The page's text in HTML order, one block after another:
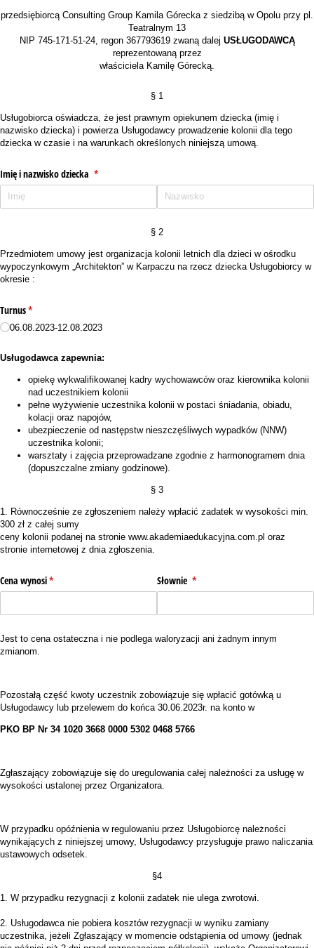
przedsiębiorcą Consulting Group Kamila Górecka z siedzibą w Opolu przy pl.
Teatralnym 13
NIP 745-171-51-24, regon 367793619 zwaną dalej USŁUGODAWCĄ
reprezentowaną przez
właściciela Kamilę Górecką.
§ 1
Usługobiorca oświadcza, że jest prawnym opiekunem dziecka (imię i
nazwisko dziecka) i powierza Usługodawcy prowadzenie kolonii dla tego
dziecka w czasie i na warunkach określonych niniejszą umową.
Imię i nazwisko dziecka *
(wymagane)
§ 2
Przedmiotem umowy jest organizacja kolonii letnich dla dzieci w ośrodku
wypoczynkowym „Architekton” w Karpaczu na rzecz dziecka Usługobiorcy w
okresie :
Turnus*
(wymagane)
06.08.2023-12.08.2023
Usługodawca zapewnia:
opiekę wykwalifikowanej kadry wychowawców oraz kierownika kolonii
nad uczestnikiem kolonii
pełne wyżywienie uczestnika kolonii w postaci śniadania, obiadu,
kolacji oraz napojów,
ubezpieczenie od następstw nieszczęśliwych wypadków (NNW)
uczestnika kolonii;
warsztaty i zajęcia przeprowadzane zgodnie z harmonogramem dnia
(dopuszczalne zmiany godzinowe).
§ 3
1. Równocześnie ze zgłoszeniem należy wpłacić zadatek w wysokości min.
300 zł z całej sumy
ceny kolonii podanej na stronie www.akademiaedukacyjna.com.pl oraz
stronie internetowej z dnia zgłoszenia.
Cena wynosi*
(wymagane) Słownie *
(wymagane)
Jest to cena ostateczna i nie podlega waloryzacji ani żadnym innym
zmianom.
Pozostałą część kwoty uczestnik zobowiązuje się wpłacić gotówką u
Usługodawcy lub przelewem do końca 30.06.2023r. na konto w
PKO BP Nr 34 1020 3668 0000 5302 0468 5766
Zgłaszający zobowiązuje się do uregulowania całej należności za usługę w
wysokości ustalonej przez Organizatora.
W przypadku opóźnienia w regulowaniu przez Usługobiorcę należności
wynikających z niniejszej umowy, Usługodawcy przysługuje prawo naliczania
ustawowych odsetek.
§4
1. W przypadku rezygnacji z kolonii zadatek nie ulega zwrotowi.
2. Usługodawca nie pobiera kosztów rezygnacji w wyniku zamiany
uczestnika, jeżeli Zgłaszający w momencie odstąpienia od umowy (jednak